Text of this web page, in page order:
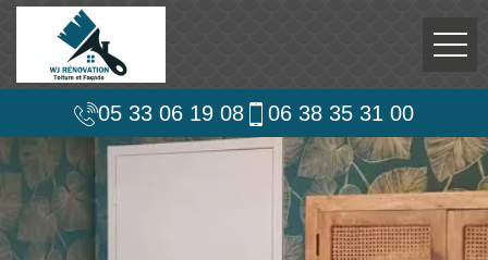
05 33 06 19 08 06 38 35 31 00